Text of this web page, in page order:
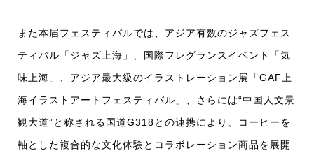
また本届フェスティバルでは、アジア有数のジャズフェス
ティバル「ジャズ上海」、国際フレグランスイベント「気
味上海」、アジア最大級のイラストレーション展「GAF上
海イラストアートフェスティバル」、さらには“中国人文景
観大道”と称される国道G318との連携により、コーヒーを
軸とした複合的な文化体験とコラボレーション商品を展開